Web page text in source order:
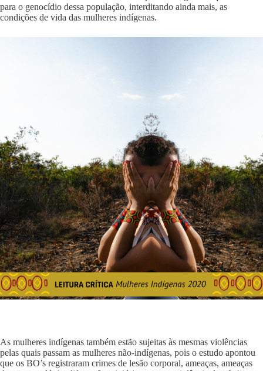
para o genocídio dessa população, interditando ainda mais, as
condições de vida das mulheres indígenas.
As mulheres indígenas também estão sujeitas às mesmas violências
pelas quais passam as mulheres não-indígenas, pois o estudo apontou
que os BO’s registraram crimes de lesão corporal, ameaças, ameaças